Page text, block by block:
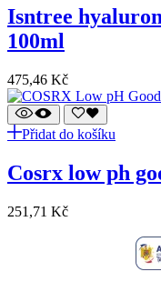
isntree hyaluronic acid moist krém,
100ml
475,46 Kč
Přidat do košíku
cosrx low ph
251,71 Kč